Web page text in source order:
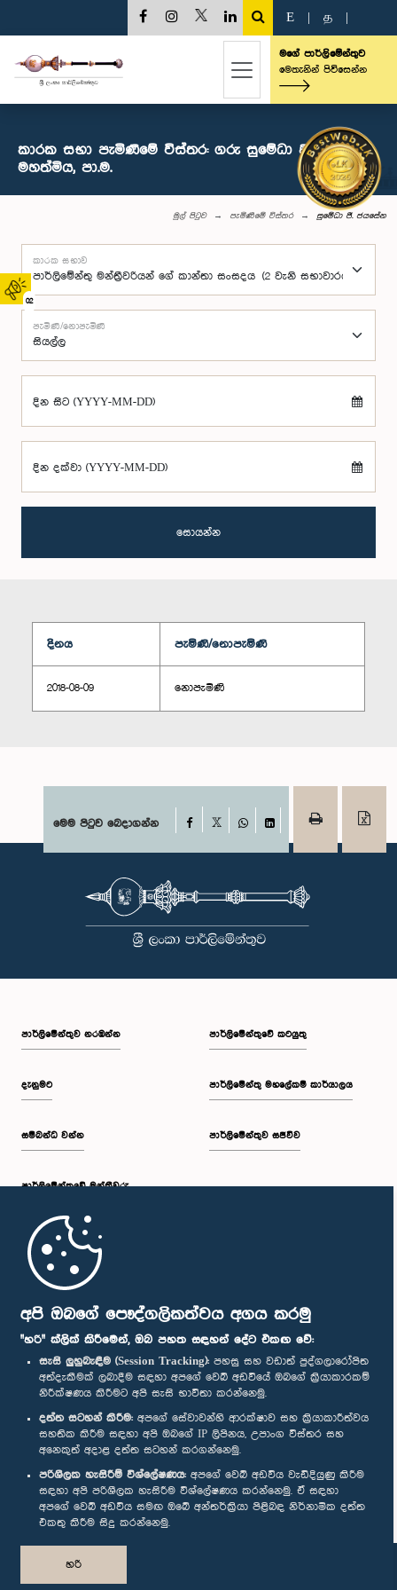
අපි ඔබගේ පෞද්ගලිකත්වය අගය කරමු
"හරි" ක්ලික් කිරීමෙන්, ඔබ පහත සඳහන් දේට එකඟ වේ:
සැසි ලුහුබැඳීම (Session Tracking): පහසු සහ වඩාත් පුද්ගලාරෝපිත
අත්දැකීමක් ලබාදීම සඳහා අපගේ වෙබ් අඩවියේ ඔබගේ ක්‍රියාකාරකම්
නිරීක්ෂණය කිරීමට අපි සැසි භාවිතා කරන්නෙමු.
දත්ත සටහන් කිරීම: අපගේ සේවාවන්හි ආරක්ෂාව සහ ක්‍රියාකාරීත්වය
සහතික කිරීම සඳහා අපි ඔබගේ IP ලිපිනය, උපාංග විස්තර සහ
අනෙකුත් අදාළ දත්ත සටහන් කරගන්නෙමු.
පරිශීලක හැසිරීම් විශ්ලේෂණය: අපගේ වෙබ් අඩවිය වැඩිදියුණු කිරීම
සඳහා අපි පරිශීලක හැසිරීම විශ්ලේෂණය කරන්නෙමු. ඒ සඳහා
අපගේ වෙබ් අඩවිය සමඟ ඔබේ අන්තර්ක්‍රියා පිළිබඳ නිර්නාමික දත්ත
එකතු කිරීම සිදු කරන්නෙමු.
හරි
02
E த
මගේ පාර්ලිමේන්තුව
මෙතැනින් පිවිසෙන්න
කාරක සභා පැමිණීමේ විස්තර: ගරු සුමේධා ජී. ජයසේන
මහත්මිය, පා.ම.
මුල් පිටුව පැමිණීමේ විස්තර සුමේධා ජී. ජයසේන
කාරක සභාව
පැමිණි/නොපැමිණි
දින සිට (YYYY-MM-DD)
දින දක්වා (YYYY-MM-DD)
සොයන්න
දිනය පැමිණි/නොපැමිණි
2018-08-09 නොපැමිණි
මෙම පිටුව බෙදාගන්න Facebook
WhatsAppLinkedIn
පාර්ලි‌මේන්තුව නරඹන්න
දැනුමට
සම්බන්ධ වන්න
පාර්ලි‌මේන්තුවේ මන්ත්‍රීවරු
මුල් පිටුව
පාර්ලිමේන්තුවේ කටයුතු
පාර්ලිමේන්තු මහලේකම් කාර්යාලය
පාර්ලිමේන්තුව සජීවීව
පාර්ලිමේන්තු ජංගම යෙදුම
අප හා සම්බන්ධ වී සිටින්න :
සම්මාන
පෞද්ගලිකත්ව ප්‍රතිපත්තිය